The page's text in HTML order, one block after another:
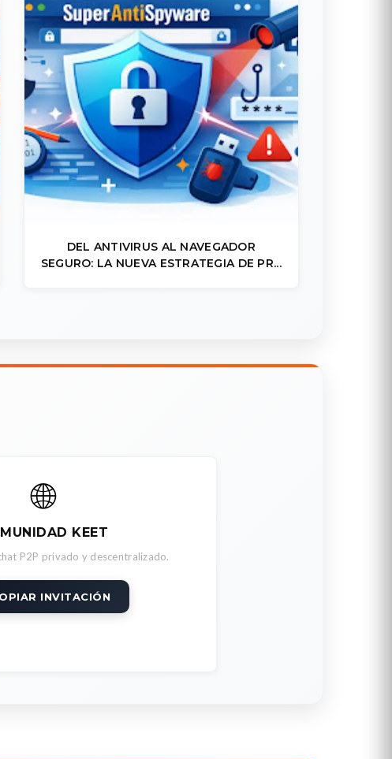
DEL ANTIVIRUS AL NAVEGADOR
SEGURO: LA NUEVA ESTRATEGIA DE PR...
🌐
KEET
P2P privado y descentralizado.
INVITACIÓN